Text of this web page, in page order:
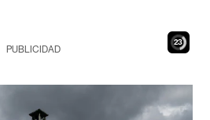
21
PUBLICIDAD